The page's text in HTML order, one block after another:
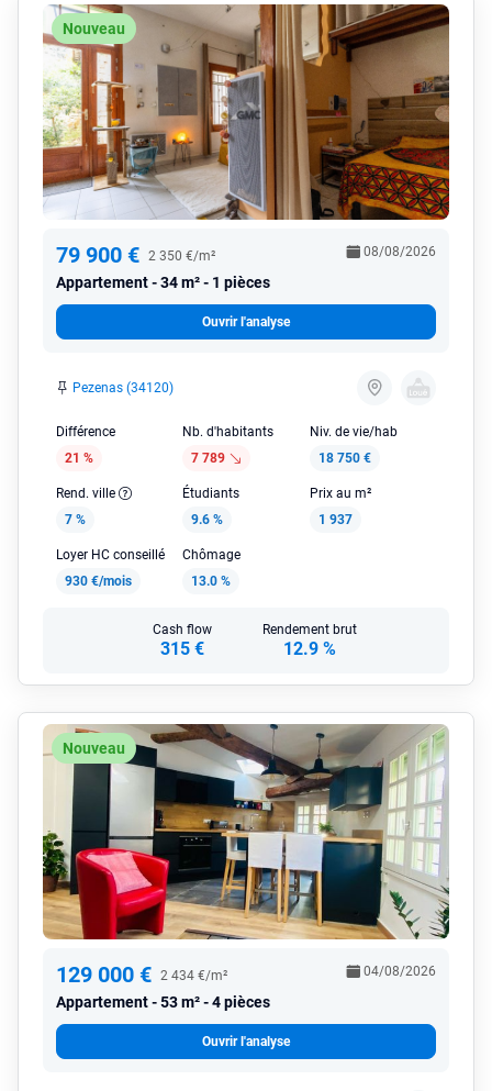
Nouveau
79 900 € 2 350 €/m²
Appartement 34 m² - 1 pièces
08/08/2026
Ouvrir l'analyse
Pezenas (34120)
Différence
21 %
Nb. d'habitants
7 789
Niv. de vie/hab
18 750 €
Rend. ville
7 %
Étudiants
9.6 %
Prix au m²
1 937
Loyer HC conseillé
930 €/mois
Chômage
13.0 %
Cash flow
315 €
Rendement brut
12.9 %
Nouveau
129 000 € 2 434 €/m²
Appartement 53 m² - 4 pièces
04/08/2026
Ouvrir l'analyse